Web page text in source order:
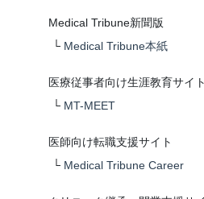
Medical Tribune新聞版
└ Medical Tribune本紙
医療従事者向け生涯教育サイト
└ MT-MEET
医師向け転職支援サイト
└ Medical Tribune Career